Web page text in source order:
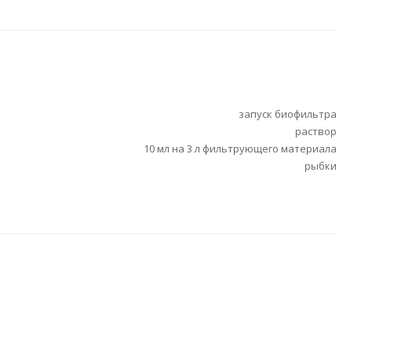
запуск биофильтра
раствор
10 мл на 3 л фильтрующего материала
рыбки